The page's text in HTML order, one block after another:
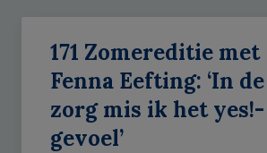
171 Zomereditie met
Fenna Eefting: ‘In de
zorg mis ik het yes!-
gevoel’